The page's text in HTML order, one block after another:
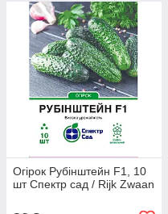
Огірок Рубінштейн F1, 10
шт Спектр сад / Rijk Zwaan